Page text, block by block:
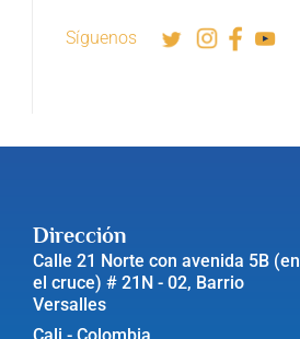
Síguenos
Dirección
Calle 21 Norte con avenida 5B (en
el cruce) # 21N - 02, Barrio
Versalles